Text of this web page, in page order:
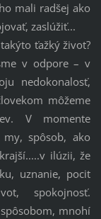
mali radšej ako
zaslúžiť...
ťažký život?
v odpore – v
nedokonalosť,
môžeme
V momente
spôsob, ako
ilúzii, že
uznanie, pocit
spokojnosť.
mnohí